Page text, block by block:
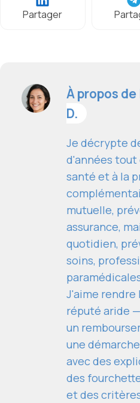
Partager
À propos de
D.
Je décrypte
d'années tout
santé et à la
mutuelle,
assurance,
quotidien,
soins,
J'aime
réputé aride
un
une
avec des
des
et des